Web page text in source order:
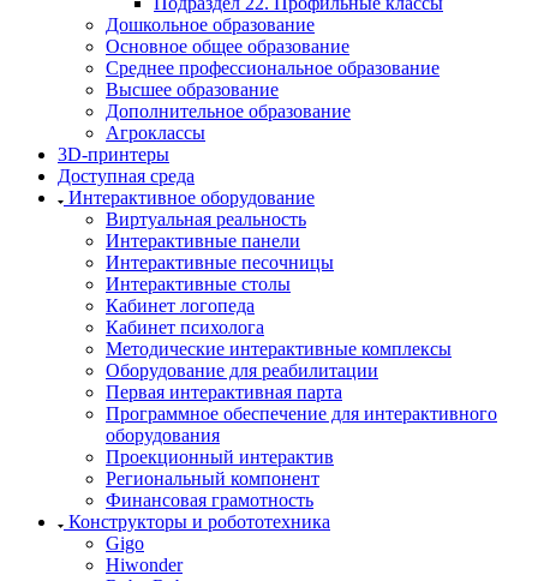
Дошкольное образование
Основное общее образование
Среднее профессиональное образование
Высшее образование
Дополнительное образование
Агроклассы
3D-принтеры
Доступная среда
Интерактивное оборудование
Виртуальная реальность
Интерактивные панели
Интерактивные песочницы
Интерактивные столы
Кабинет логопеда
Кабинет психолога
Методические интерактивные комплексы
Оборудование для реабилитации
Первая интерактивная парта
Программное обеспечение для интерактивного
оборудования
Проекционный интерактив
Региональный компонент
Финансовая грамотность
Конструкторы и робототехника
Gigo
Hiwonder